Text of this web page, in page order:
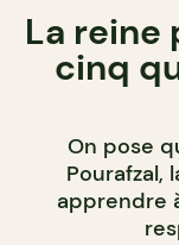
La reine
cinq
On pose
Pourafzal,
apprendre